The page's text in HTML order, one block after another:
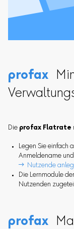
profax
Die profax Flatrate
Legen Sie einfach
Anmeldename
 Nutzende
Die Lernmodule
Nutzenden
profax